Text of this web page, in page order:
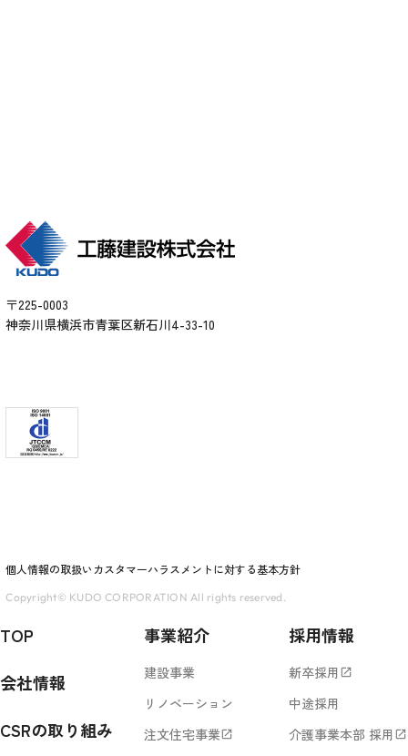
〒225-0003
神奈川県横浜市青葉区新石川4-33-10
個人情報の取扱い カスタマーハラスメントに対する基本方針
Copyright© KUDO CORPORATION All rights reserved.
TOP
会社情報
CSRの取り組み
事業紹介
建設事業
リノベーション
注文住宅事業 open_in_new
採用情報
新卒採用 open_in_new
中途採用
介護事業本部 採用 open_in_new